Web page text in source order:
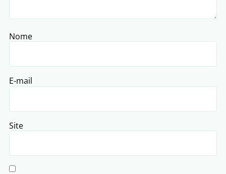
Nome
E-mail
Site